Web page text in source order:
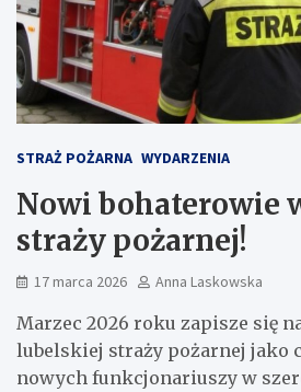
STRAŻ POŻARNA WYDARZENIA
Nowi bohaterowie
straży pożarnej!
17 marca 2026 Anna Laskowska
Marzec 2026 roku zapisze się
lubelskiej straży pożarnej jako
nowych funkcjonariuszy w